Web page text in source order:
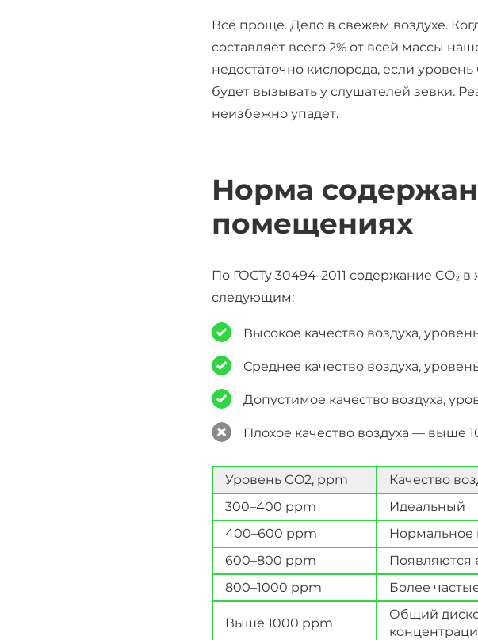
Всё проще. Дело в свежем воздухе.
составляет всего 2% от всей массы
недостаточно кислорода, если
будет вызывать у слушателей зевки.
неизбежно упадет.
Норма
помещениях
По ГОСТу 30494-2011 содержание
следующим:
Высокое качество воздуха,
Среднее качество воздуха,
Допустимое качество воздуха,
Плохое качество воздуха — выше
Уровень CO2, ppm
Качество
300–400 ppm
Идеальный
400–600 ppm
Нормальное
600–800 ppm
Появляются
800–1000 ppm
Более
Выше 1000 ppm
Общий